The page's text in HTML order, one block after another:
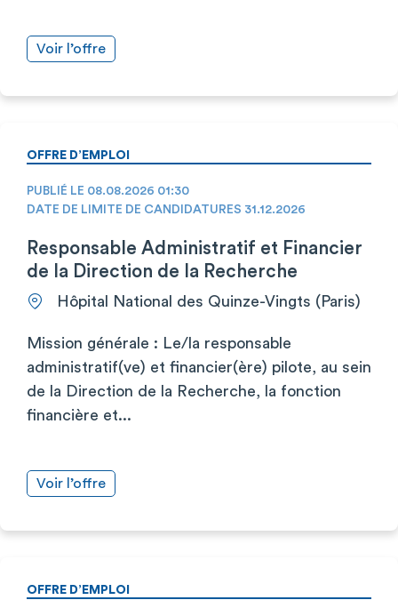
Voir l’offre
OFFRE D’EMPLOI
PUBLIÉ LE 08.08.2026 01:30
DATE DE LIMITE DE CANDIDATURES 31.12.2026
Responsable Administratif et Financier
de la Direction de la Recherche
Hôpital National des Quinze-Vingts (Paris)
Mission générale : Le/la responsable
administratif(ve) et financier(ère) pilote, au sein
de la Direction de la Recherche, la fonction
financière et...
Voir l’offre
OFFRE D’EMPLOI